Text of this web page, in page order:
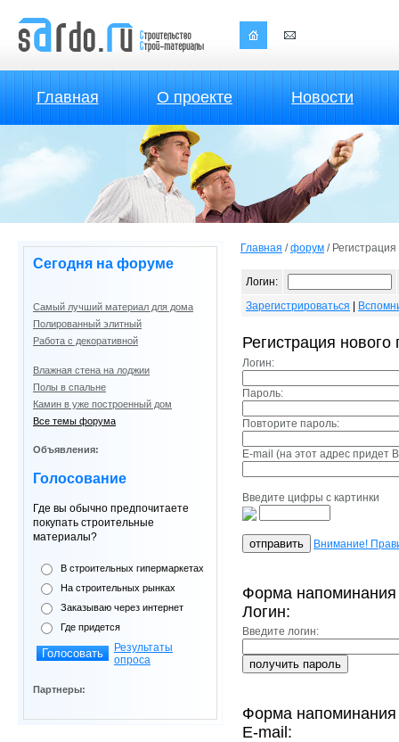
Главная О проекте Новости
Сегодня на форуме
Самый лучший материал для дома
Полированный элитный
Работа с декоративной
Влажная стена на лоджии
Полы в спальне
Камин в уже построенный дом
Все темы форума
Объявления:
Голосование
Где вы обычно предпочитаете
покупать строительные
материалы?
В строительных гипермаркетах
На строительных рынках
Заказываю через интернет
Где придется
Результаты
опроса
Партнеры:
Главная /форум /
Логин:
Зарегистрироваться
Регистрация нового
Логин:
Пароль:
Повторите пароль:
E-mail (на этот адрес придет
Введите цифры с картинки
Внимание!
Форма напоминания
Логин:
Введите логин:
Форма напоминания
E-mail: